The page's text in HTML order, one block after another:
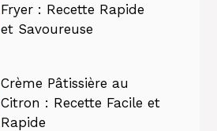
Fryer : Recette Rapide
et Savoureuse
Crème Pâtissière au
Citron : Recette Facile et
Rapide